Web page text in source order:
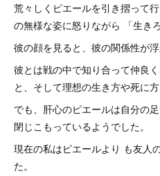
荒々しくピエールを引き摺って
の無様な姿に怒りながら 「生き
彼の顔を見ると、彼の関係性が
彼とは戦の中で知り合って仲良
と、そして理想の生き方や死に
でも、肝心のピエールは自分の
閉じこもっているようでした。
現在の私はピエールより も友人
た。